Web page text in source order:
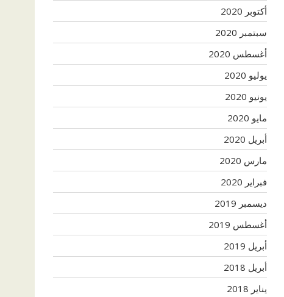
أكتوبر 2020
سبتمبر 2020
أغسطس 2020
يوليو 2020
يونيو 2020
مايو 2020
أبريل 2020
مارس 2020
فبراير 2020
ديسمبر 2019
أغسطس 2019
أبريل 2019
أبريل 2018
يناير 2018